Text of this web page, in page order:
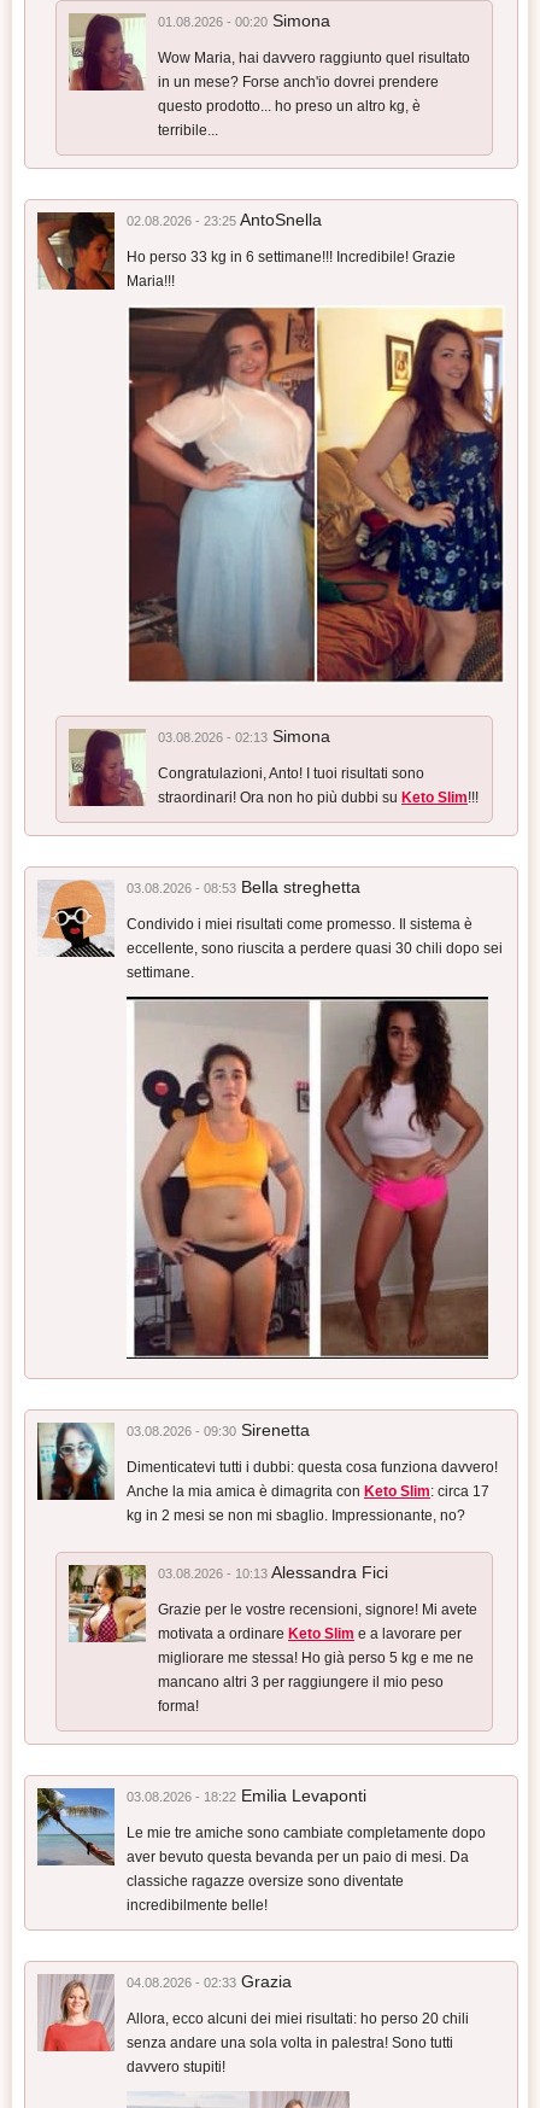
01.08.2026 - 00:20 Simona
Wow Maria, hai davvero raggiunto quel risultato
in un mese? Forse anch'io dovrei prendere
questo prodotto... ho preso un altro kg, è
terribile...
02.08.2026 - 23:25 AntoSnella
Ho perso 33 kg in 6 settimane!!! Incredibile! Grazie
Maria!!!
03.08.2026 - 02:13 Simona
Congratulazioni, Anto! I tuoi risultati sono
straordinari! Ora non ho più dubbi su Keto Slim!!!
03.08.2026 - 08:53 Bella streghetta
Condivido i miei risultati come promesso. Il sistema è
eccellente, sono riuscita a perdere quasi 30 chili dopo sei
settimane.
03.08.2026 - 09:30 Sirenetta
Dimenticatevi tutti i dubbi: questa cosa funziona davvero!
Anche la mia amica è dimagrita con Keto Slim: circa 17
kg in 2 mesi se non mi sbaglio. Impressionante, no?
03.08.2026 - 10:13 Alessandra Fici
Grazie per le vostre recensioni, signore! Mi avete
motivata a ordinare Keto Slim e a lavorare per
migliorare me stessa! Ho già perso 5 kg e me ne
mancano altri 3 per raggiungere il mio peso
forma!
03.08.2026 - 18:22 Emilia Levaponti
Le mie tre amiche sono cambiate completamente dopo
aver bevuto questa bevanda per un paio di mesi. Da
classiche ragazze oversize sono diventate
incredibilmente belle!
04.08.2026 - 02:33 Grazia
Allora, ecco alcuni dei miei risultati: ho perso 20 chili
senza andare una sola volta in palestra! Sono tutti
davvero stupiti!